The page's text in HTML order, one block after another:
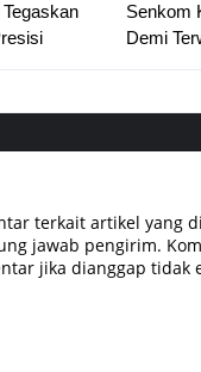
Senkom
Demi
terkait artikel yang
jawab pengirim.
jika dianggap tidak